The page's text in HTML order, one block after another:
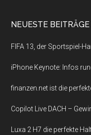
NEUESTE BEITRÄGE
FIFA 13, der Sportspiel-
iPhone Keynote: Infos
finanzen.net ist die
Copilot Live DACH –
Luxa 2 H7 die perfekte